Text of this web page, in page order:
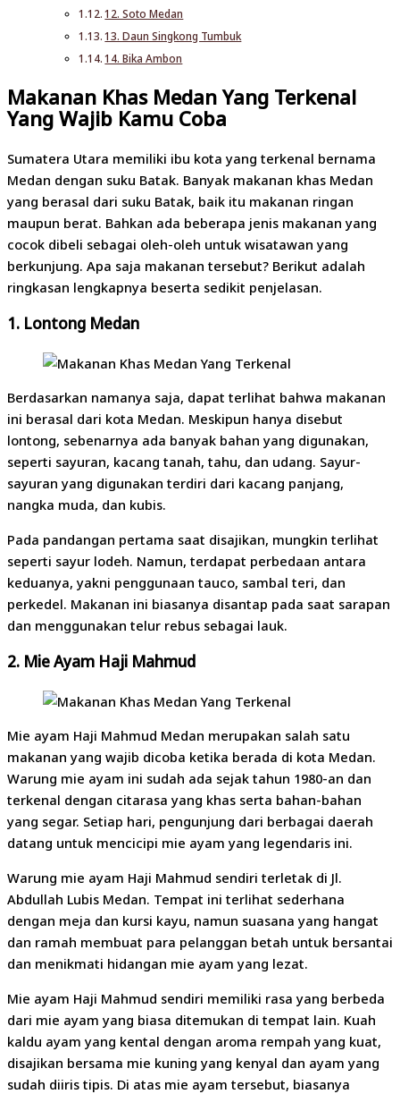
12. Soto Medan
13. Daun Singkong Tumbuk
14. Bika Ambon
Makanan Khas Medan Yang Terkenal
Yang Wajib Kamu Coba
Sumatera Utara memiliki ibu kota yang terkenal bernama
Medan dengan suku Batak. Banyak makanan khas Medan
yang berasal dari suku Batak, baik itu makanan ringan
maupun berat. Bahkan ada beberapa jenis makanan yang
cocok dibeli sebagai oleh-oleh untuk wisatawan yang
berkunjung. Apa saja makanan tersebut? Berikut adalah
ringkasan lengkapnya beserta sedikit penjelasan.
1. Lontong Medan
Berdasarkan namanya saja, dapat terlihat bahwa makanan
ini berasal dari kota Medan. Meskipun hanya disebut
lontong, sebenarnya ada banyak bahan yang digunakan,
seperti sayuran, kacang tanah, tahu, dan udang. Sayur-
sayuran yang digunakan terdiri dari kacang panjang,
nangka muda, dan kubis.
Pada pandangan pertama saat disajikan, mungkin terlihat
seperti sayur lodeh. Namun, terdapat perbedaan antara
keduanya, yakni penggunaan tauco, sambal teri, dan
perkedel. Makanan ini biasanya disantap pada saat sarapan
dan menggunakan telur rebus sebagai lauk.
2. Mie Ayam Haji Mahmud
Mie ayam Haji Mahmud Medan merupakan salah satu
makanan yang wajib dicoba ketika berada di kota Medan.
Warung mie ayam ini sudah ada sejak tahun 1980-an dan
terkenal dengan citarasa yang khas serta bahan-bahan
yang segar. Setiap hari, pengunjung dari berbagai daerah
datang untuk mencicipi mie ayam yang legendaris ini.
Warung mie ayam Haji Mahmud sendiri terletak di Jl.
Abdullah Lubis Medan. Tempat ini terlihat sederhana
dengan meja dan kursi kayu, namun suasana yang hangat
dan ramah membuat para pelanggan betah untuk bersantai
dan menikmati hidangan mie ayam yang lezat.
Mie ayam Haji Mahmud sendiri memiliki rasa yang berbeda
dari mie ayam yang biasa ditemukan di tempat lain. Kuah
kaldu ayam yang kental dengan aroma rempah yang kuat,
disajikan bersama mie kuning yang kenyal dan ayam yang
sudah diiris tipis. Di atas mie ayam tersebut, biasanya